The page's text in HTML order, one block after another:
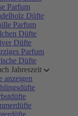
Parfum
Düfte
Parfum
Düfte
Düfte
Parfum
Düfte
Jahreszeit
anzeigen